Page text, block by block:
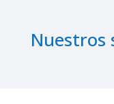
Nuestros